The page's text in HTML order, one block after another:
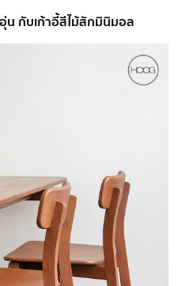
น กับเก้าอี้สีไม้สักมินิมอล